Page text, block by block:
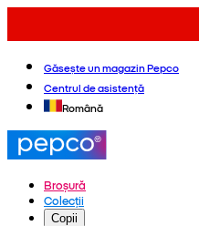
Găsește un magazin Pepco
Centrul de asistență
Română
Broșură
Colecții
Copii